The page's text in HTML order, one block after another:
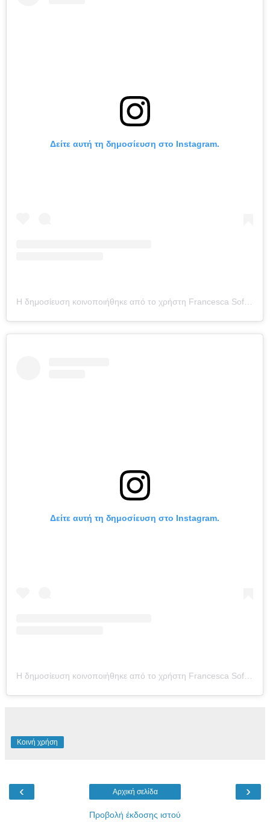
Δείτε αυτή τη δημοσίευση στο Instagram.
Δείτε αυτή τη δημοσίευση στο Instagram.
Κοινή χρήση
‹ ›
Αρχική σελίδα
Προβολή έκδοσης ιστού